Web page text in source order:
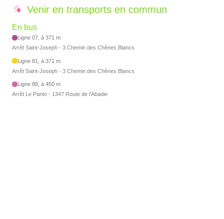
Venir en transports en commun
En bus
Ligne 07, à 371 m
Arrêt Saint-Joseph - 3 Chemin des Chênes Blancs
Ligne 81, à 371 m
Arrêt Saint-Joseph - 3 Chemin des Chênes Blancs
Ligne 88, à 450 m
Arrêt Le Panto - 1347 Route de l'Abadie